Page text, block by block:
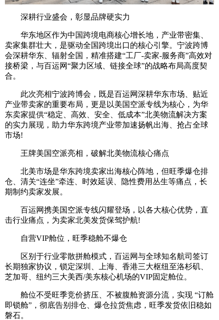
深耕行业盛会，彰显品牌硬实力
华东地区作为中国跨境电商核心增长地，产业带密集、
卖家集群壮大，是驱动全国跨境出口的核心引擎。宁波跨博
会深耕华东、辐射全国，精准搭建“工厂-卖家-服务商”高效对
接桥梁，与百运网“聚力区域、链接全球”的战略布局高度契
合。
此次亮相宁波跨博会，既是百运网深耕华东市场、贴近
产业带卖家的重要布局，更是以美国空派专线为核心，为华
东卖家提供“稳定、高效、安全、低成本”北美物流解决方案
的实力展现，助力华东跨境产业带加速扬帆出海、抢占全球
市场!
王牌美国空派亮相，破解北美物流核心痛点
北美市场是华东跨境卖家出海核心阵地，但旺季爆仓排
仓、清关“连坐”牵连、时效延误、隐性费用丛生等痛点，长
期制约卖家发展。
百运网携美国空派专线闪耀登场，以各大核心优势，直
击行业痛点，为卖家北美发货保驾护航!
自营VIP舱位，旺季稳舱不爆仓
区别于行业零散拼舱模式，百运网与全球知名航司签订
长期独家协议，锁定深圳、上海、香港三大枢纽至洛杉矶、
芝加哥、纽约三大美西/美东核心机场的VIP固定舱位。
舱位不受旺季竞价挤压、不被腹舱资源分流，实现 “订舱
即锁舱”，彻底告别排仓、爆仓拉货焦虑，旺季发货依旧稳如
磐石。